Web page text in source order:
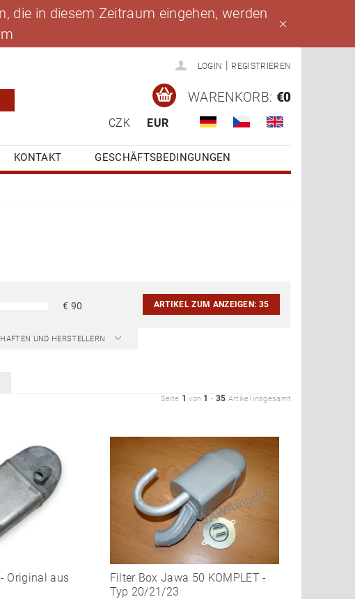
die in diesem Zeitraum eingehen, werden
LOGIN REGISTRIEREN
CZK EUR
WARENKORB: €0
KONTAKT
GESCHÄFTSBEDINGUNGEN
€ 90 ARTIKEL ZUM ANZEIGEN: 35
UND HERSTELLERN
Seite 1 von 1 - 35 Artikel insgesamt
Original aus
Filter Box Jawa 50 KOMPLET -
Typ 20/21/23